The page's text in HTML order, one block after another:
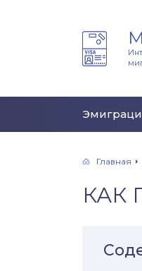
Главная
КАК